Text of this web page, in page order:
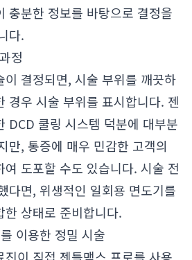
충분한 정보를 바탕으로 결정을
다.
정
이 결정되면, 시술 부위를 깨끗하
경우 시술 부위를 표시합니다. 젠
DCD 쿨링 시스템 덕분에 대부분
만, 통증에 매우 민감한 고객의
도포할 수도 있습니다. 시술 전
다면, 위생적인 일회용 면도기를
상태로 준비합니다.
이용한 정밀 시술